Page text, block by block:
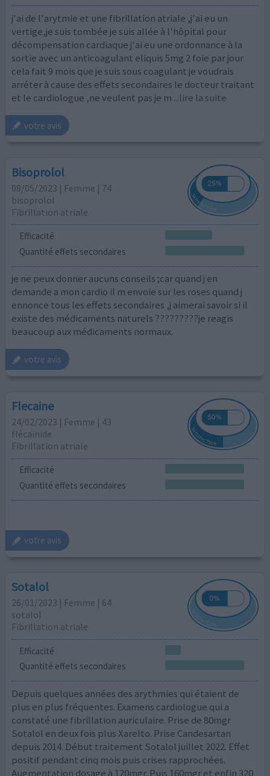
j'ai de l'arytmie et une fibrillation atriale ,j'ai eu un
vertige,je suis tombée je suis allée à l'hôpital pour
décompensation cardiaque j'ai eu une ordonnance à la
sortie avec un anticoagulant eliquis 5mg 2 foie par jour
cela fait 9 mois que je suis sous coagulant je voudrais
arréter à cause des effets secondaires le docteur traitant
et le cardiologue ,ne veulent pas je m ...lire la suite
votre avis
Bisoprolol
08/05/2023 | Femme | 74
bisoprolol
Fibrillation atriale
Efficacité
Quantité effets secondaires
je ne peux donner aucuns conseils ;car quand j en
demande a mon cardio il m envoie sur les roses quand j
ennonce tous les effets secondaires ,j aimerai savoir si il
existe des médicaments naturels ?????????je reagis
beaucoup aux médicaments normaux.
votre avis
Flecaine
24/02/2023 | Femme | 43
flécaïnide
Fibrillation atriale
Efficacité
Quantité effets secondaires
votre avis
Sotalol
26/01/2023 | Femme | 64
sotalol
Fibrillation atriale
Efficacité
Quantité effets secondaires
Depuis quelques années des arythmies qui étaient de
plus en plus fréquentes. Examens cardiologue qui a
constaté une fibrillation auriculaire. Prise de 80mgr
Sotalol en deux fois plus Xarelto. Prise Candesartan
depuis 2014. Début traitement Sotalol juillet 2022. Effet
positif pendant cinq mois puis crises rapprochées.
Augmentation dosage à 120mgr. Puis 160mgr et enfin 320